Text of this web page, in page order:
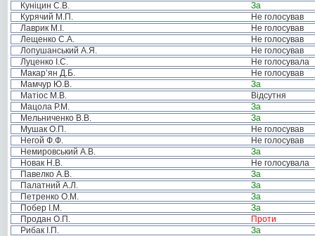
Куніцин С.В.
За
Курячий М.П.
Не голосував
Лаврик М.І.
Не голосував
Лещенко С.А.
Не голосував
Лопушанський А.Я.
Не голосував
Луценко І.С.
Не голосувала
Макар’ян Д.Б.
Не голосував
Мамчур Ю.В.
За
Матіос М.В.
Відсутня
Мацола Р.М.
За
Мельниченко В.В.
За
Мушак О.П.
Не голосував
Негой Ф.Ф.
Не голосував
Немировський А.В.
За
Новак Н.В.
Не голосувала
Павелко А.В.
За
Палатний А.Л.
За
Петренко О.М.
За
Побер І.М.
За
Продан О.П.
Проти
Рибак І.П.
За